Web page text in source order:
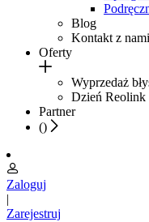
Blog
Kontakt z nami
Oferty
Wyprzedaż
Dzień Reolink
Partner
()
Zaloguj
|
Zarejestruj